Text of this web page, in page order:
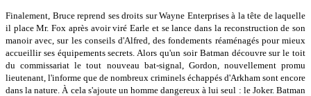
Finalement, Bruce reprend ses droits sur Wayne Enterprises à la tête de laquelle
il place Mr. Fox après avoir viré Earle et se lance dans la reconstruction de son
manoir avec, sur les conseils d'Alfred, des fondements réaménagés pour mieux
accueillir ses équipements secrets. Alors qu'un soir Batman découvre sur le toit
du commissariat le tout nouveau bat-signal, Gordon, nouvellement promu
lieutenant, l'informe que de nombreux criminels échappés d'Arkham sont encore
dans la nature. À cela s'ajoute un homme dangereux à lui seul : le Joker. Batman